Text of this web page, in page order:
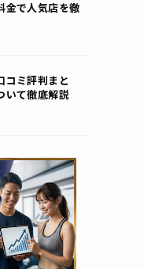
金で人気店を徹
コミ評判まと
いて徹底解説